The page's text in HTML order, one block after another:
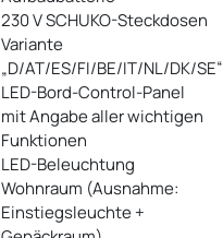
230 V SCHUKO-Steckdosen
Variante
„D/AT/ES/FI/BE/IT/NL/DK/SE“
LED-Bord-Control-Panel
mit Angabe aller wichtigen
Funktionen
LED-Beleuchtung
Wohnraum (Ausnahme:
Einstiegsleuchte +